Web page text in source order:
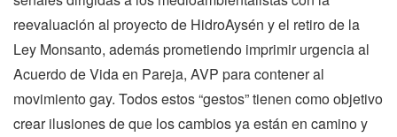
reevaluación al proyecto de HidroAysén y el retiro de la
Ley Monsanto, además prometiendo imprimir urgencia al
Acuerdo de Vida en Pareja, AVP para contener al
movimiento gay. Todos estos “gestos” tienen como objetivo
crear ilusiones de que los cambios ya están en camino y